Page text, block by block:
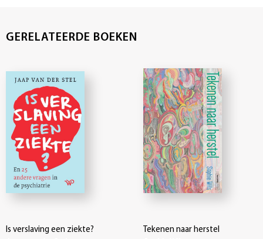
GERELATEERDE BOEKEN
Is verslaving een ziekte?
Tekenen naar herstel